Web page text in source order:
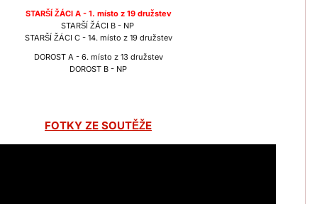
STARŠÍ ŽÁCI A - 1. místo z 19 družstev
STARŠÍ ŽÁCI B - NP
STARŠÍ ŽÁCI C - 14. místo z 19 družstev
DOROST A - 6. místo z 13 družstev
DOROST B - NP
FOTKY ZE SOUTĚŽE